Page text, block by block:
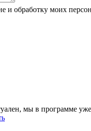
и обработку моих
мы в программе